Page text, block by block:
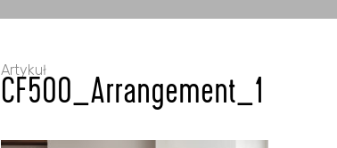
Artykuł
CF500_Arrangement_1